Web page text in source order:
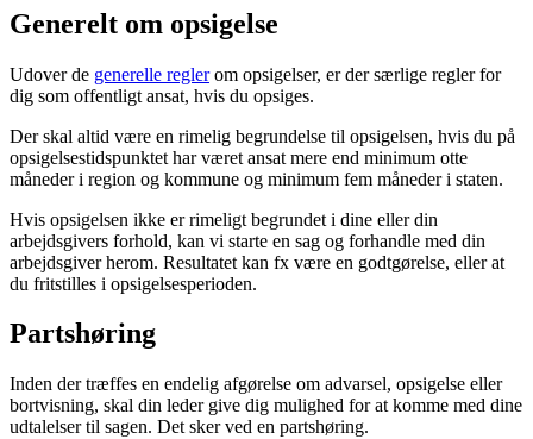
Generelt om opsigelse
Udover de generelle reglerom opsigelser, er der særlige regler for
dig som offentligt ansat, hvis du opsiges.
Der skal altid være en rimelig begrundelse til opsigelsen, hvis du på
opsigelsestidspunktet har været ansat mere end minimum otte
måneder i region og kommune og minimum fem måneder i staten.
Hvis opsigelsen ikke er rimeligt begrundet i dine eller din
arbejdsgivers forhold, kan vi starte en sag og forhandle med din
arbejdsgiver herom. Resultatet kan fx være en godtgørelse, eller at
du fritstilles i opsigelsesperioden.
Partshøring
Inden der træffes en endelig afgørelse om advarsel, opsigelse eller
bortvisning, skal din leder give dig mulighed for at komme med dine
udtalelser til sagen. Det sker ved en partshøring.